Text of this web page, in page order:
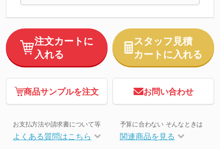
注文カートに
入れる
スタッフ見積
カートに入れる
商品サンプルを注文 お問い合わせ
お支払方法や請求書について等
よくある質問はこちら
予算に合わない そんなときは
関連商品を見る